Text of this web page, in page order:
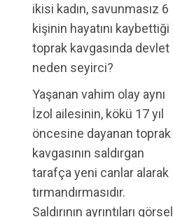
ikisi kadın, savunmasız 6
kişinin hayatını kaybettiği
toprak kavgasında devlet
neden seyirci?
Yaşanan vahim olay aynı
İzol ailesinin, kökü 17 yıl
öncesine dayanan toprak
kavgasının saldırgan
tarafça yeni canlar alarak
tırmandırmasıdır.
Saldırının ayrıntıları görsel